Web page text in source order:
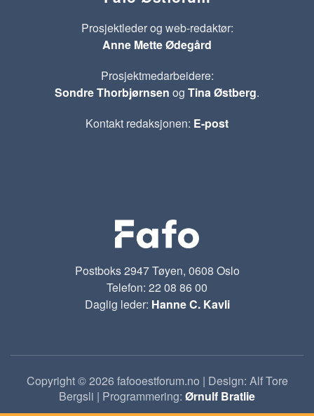
Prosjektleder og web-redaktør:
Anne Mette Ødegård
Prosjektmedarbeidere:
Sondre Thorbjørnsen og Tina Østberg.
Kontakt redaksjonen: E-post
Postboks 2947 Tøyen, 0608 Oslo
Telefon: 22 08 86 00
Daglig leder: Hanne C. Kavli
Copyright © 2026 fafooestforum.no | Design: Alf Tore
Bergsli | Programmering: Ørnulf Bratlie